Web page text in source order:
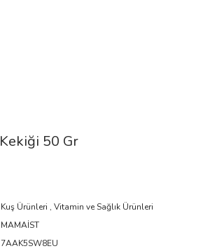
50 Gr
Kuş Ürünleri ,Vitamin ve Sağlık Ürünleri
MAMAİST
7AAK5SW8EU